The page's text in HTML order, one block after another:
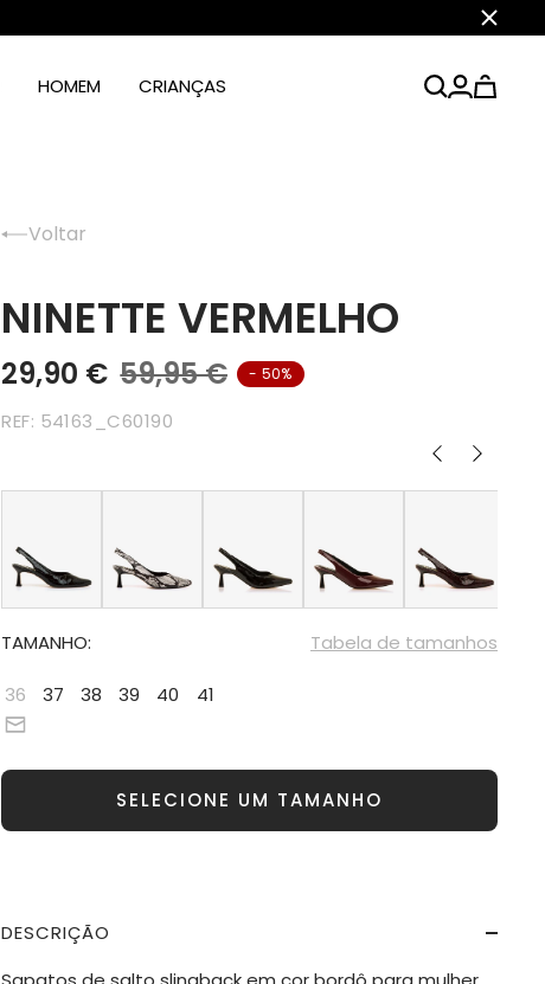
Fechar
HOMEM CRIANÇAS
Voltar
NINETTE VERMELHO
29,90 € 59,95 € - 50%
REF: 54163_C60190
TAMANHO: Tabela de tamanhos
36 37 38 39 40 41
SELECIONE UM TAMANHO
DESCRIÇÃO